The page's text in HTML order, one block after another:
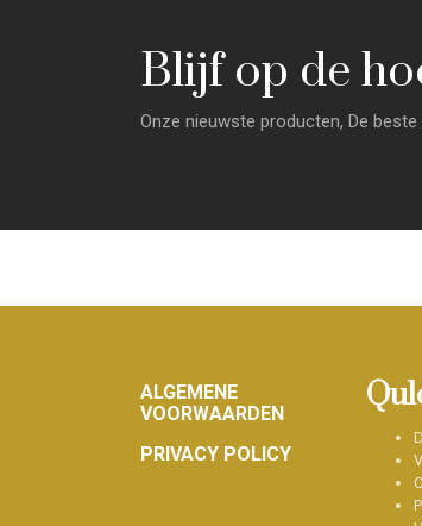
Blijf op de
Onze nieuwste producten, De
Footer
ALGEMENE
VOORWAARDEN
PRIVACY POLICY